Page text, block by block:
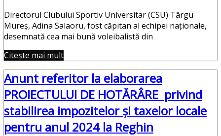
Directorul Clubului Sportiv Universitar (CSU) Târgu
Mureş, Adina Salaoru, fost căpitan al echipei naţionale,
desemnată cea mai bună voleibalistă din
Citește mai mult
Anunt referitor la elaborarea
PROIECTULUI DE HOTĂRÂRE privind
stabilirea impozitelor și taxelor locale
pentru anul 2024 la Reghin